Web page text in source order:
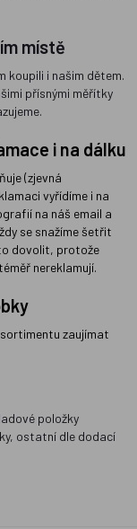
místě
koupili i našim dětem.
přísnými měřítky
i na dálku
(zjevná
vyřídíme i na
na náš email a
se snažíme šetřit
to dovolit, protože
nereklamují.
zaujímat
položky
ostatní dle dodací